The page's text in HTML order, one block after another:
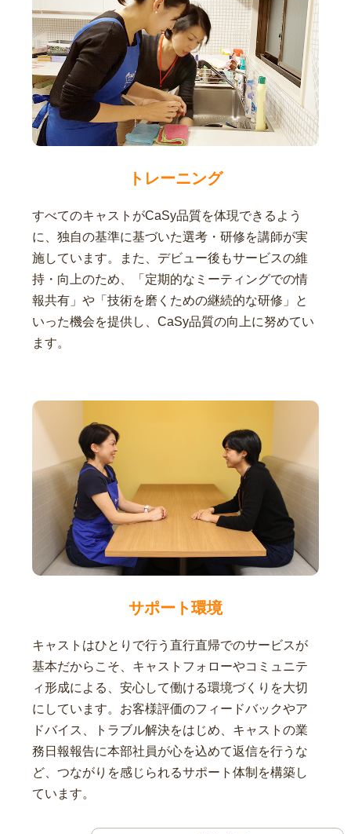
トレーニング
すべてのキャストがCaSy品質を体現できるよう
に、独自の基準に基づいた選考・研修を講師が実
施しています。また、デビュー後もサービスの維
持・向上のため、「定期的なミーティングでの情
報共有」や「技術を磨くための継続的な研修」と
いった機会を提供し、CaSy品質の向上に努めてい
ます。
サポート環境
キャストはひとりで行う直行直帰でのサービスが
基本だからこそ、キャストフォローやコミュニテ
ィ形成による、安心して働ける環境づくりを大切
にしています。お客様評価のフィードバックやア
ドバイス、トラブル解決をはじめ、キャストの業
務日報報告に本部社員が心を込めて返信を行うな
ど、つながりを感じられるサポート体制を構築し
ています。